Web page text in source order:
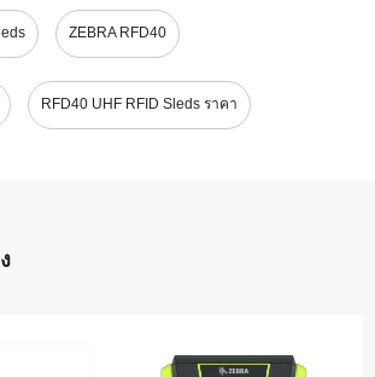
ZEBRA RFD40
RFD40 UHF RFID Sleds ราคา